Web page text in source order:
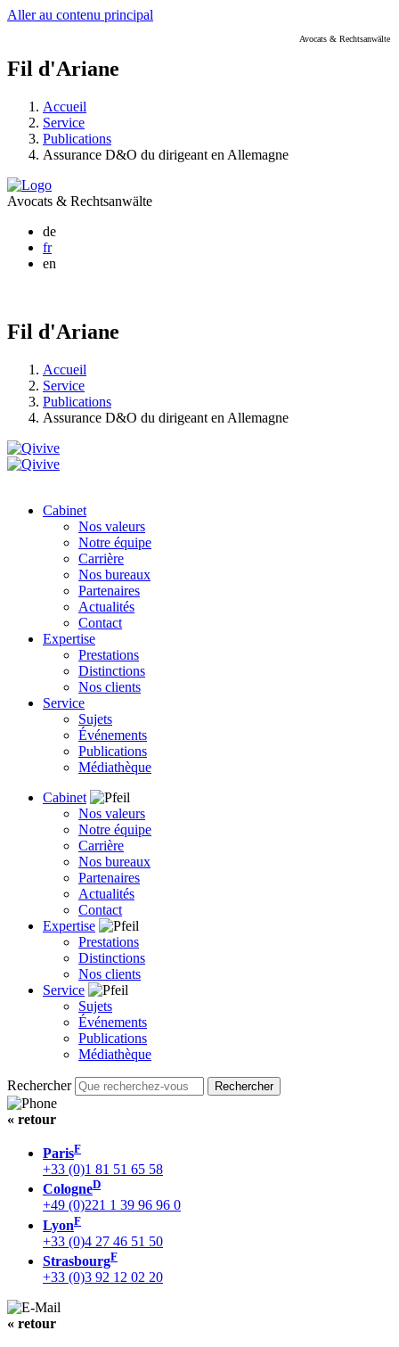
Aller au contenu principal
Avocats & Rechtsanwälte
Fil d'Ariane
Accueil
Service
Publications
Assurance D&O du dirigeant en Allemagne
Avocats & Rechtsanwälte
de
fr
en
Fil d'Ariane
Accueil
Service
Publications
Assurance D&O du dirigeant en Allemagne
Cabinet
Nos valeurs
Notre équipe
Carrière
Nos bureaux
Partenaires
Actualités
Contact
Expertise
Prestations
Distinctions
Nos clients
Service
Sujets
Événements
Publications
Médiathèque
Cabinet
Nos valeurs
Notre équipe
Carrière
Nos bureaux
Partenaires
Actualités
Contact
Expertise
Prestations
Distinctions
Nos clients
Service
Sujets
Événements
Publications
Médiathèque
Rechercher
« retour
ParisF
+33 (0)1 81 51 65 58
CologneD
+49 (0)221 1 39 96 96 0
LyonF
+33 (0)4 27 46 51 50
StrasbourgF
+33 (0)3 92 12 02 20
« retour